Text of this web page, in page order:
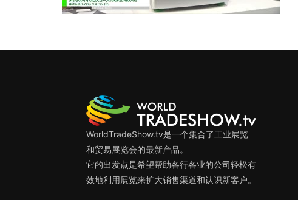
WorldTradeShow.tv是一个集合了工业展览
和贸易展览会的最新产品。
它的出发点是希望帮助各行各业的公司轻松有
效地利用展览来扩大销售渠道和认识新客户。